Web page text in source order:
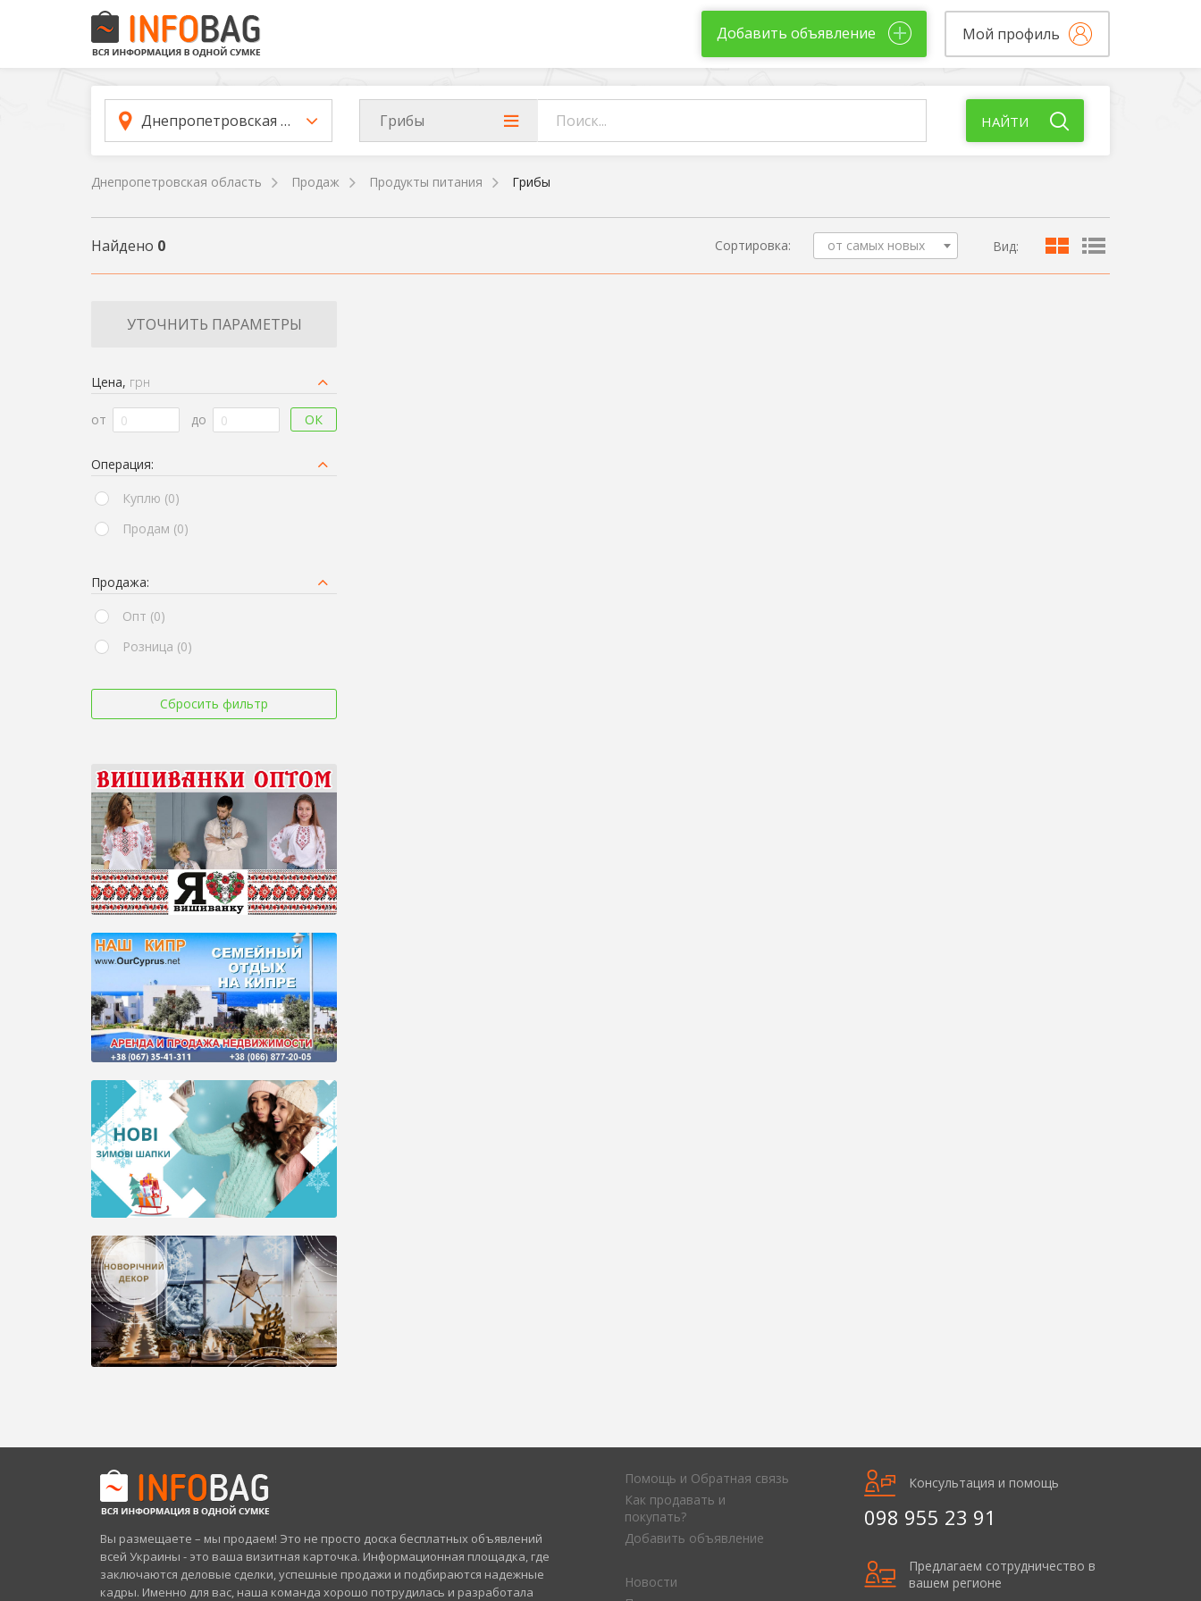
Добавить объявление Мой профиль
Днепропетровская область Грибы НАЙТИ
Днепропетровская область Продаж Продукты питания Грибы
Найдено 0 Сортировка: от самых новых Вид:
УТОЧНИТЬ ПАРАМЕТРЫ
Цена, грн
от до ОК
Операция:
Куплю (0)
Продам (0)
Продажа:
Опт (0)
Розница (0)
Сбросить фильтр
Вы размещаете – мы продаем! Это не просто доска бесплатных объявлений
всей Украины - это ваша визитная карточка. Информационная площадка, где
заключаются деловые сделки, успешные продажи и подбираются надежные
кадры. Именно для вас, наша команда хорошо потрудилась и разработала
Помощь и Обратная связь
Как продавать и
покупать?
Добавить объявление
Новости
Консультация и помощь
098 955 23 91
Предлагаем сотрудничество в
вашем регионе